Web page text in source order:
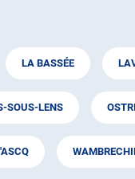
LA BASSÉE
SOUS-LENS